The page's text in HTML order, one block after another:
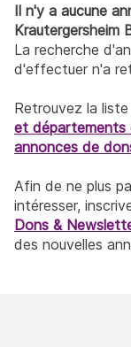
Il n'y a aucune
Krautergersheim
La recherche
d'effectuer n'a
Retrouvez la
et départements
annonces de
Afin de ne plus
intéresser,
Dons &
des nouvelles